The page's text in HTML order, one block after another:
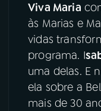
PODCASTS
06VIDEOCASTS
Viva Maria
às Marias e
vidas
programa. I
uma delas. E
ela sobre a
mais de 30